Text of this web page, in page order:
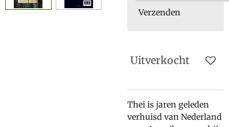
Verzenden
Uitverkocht
Thei is jaren geleden
verhuisd van Nederland